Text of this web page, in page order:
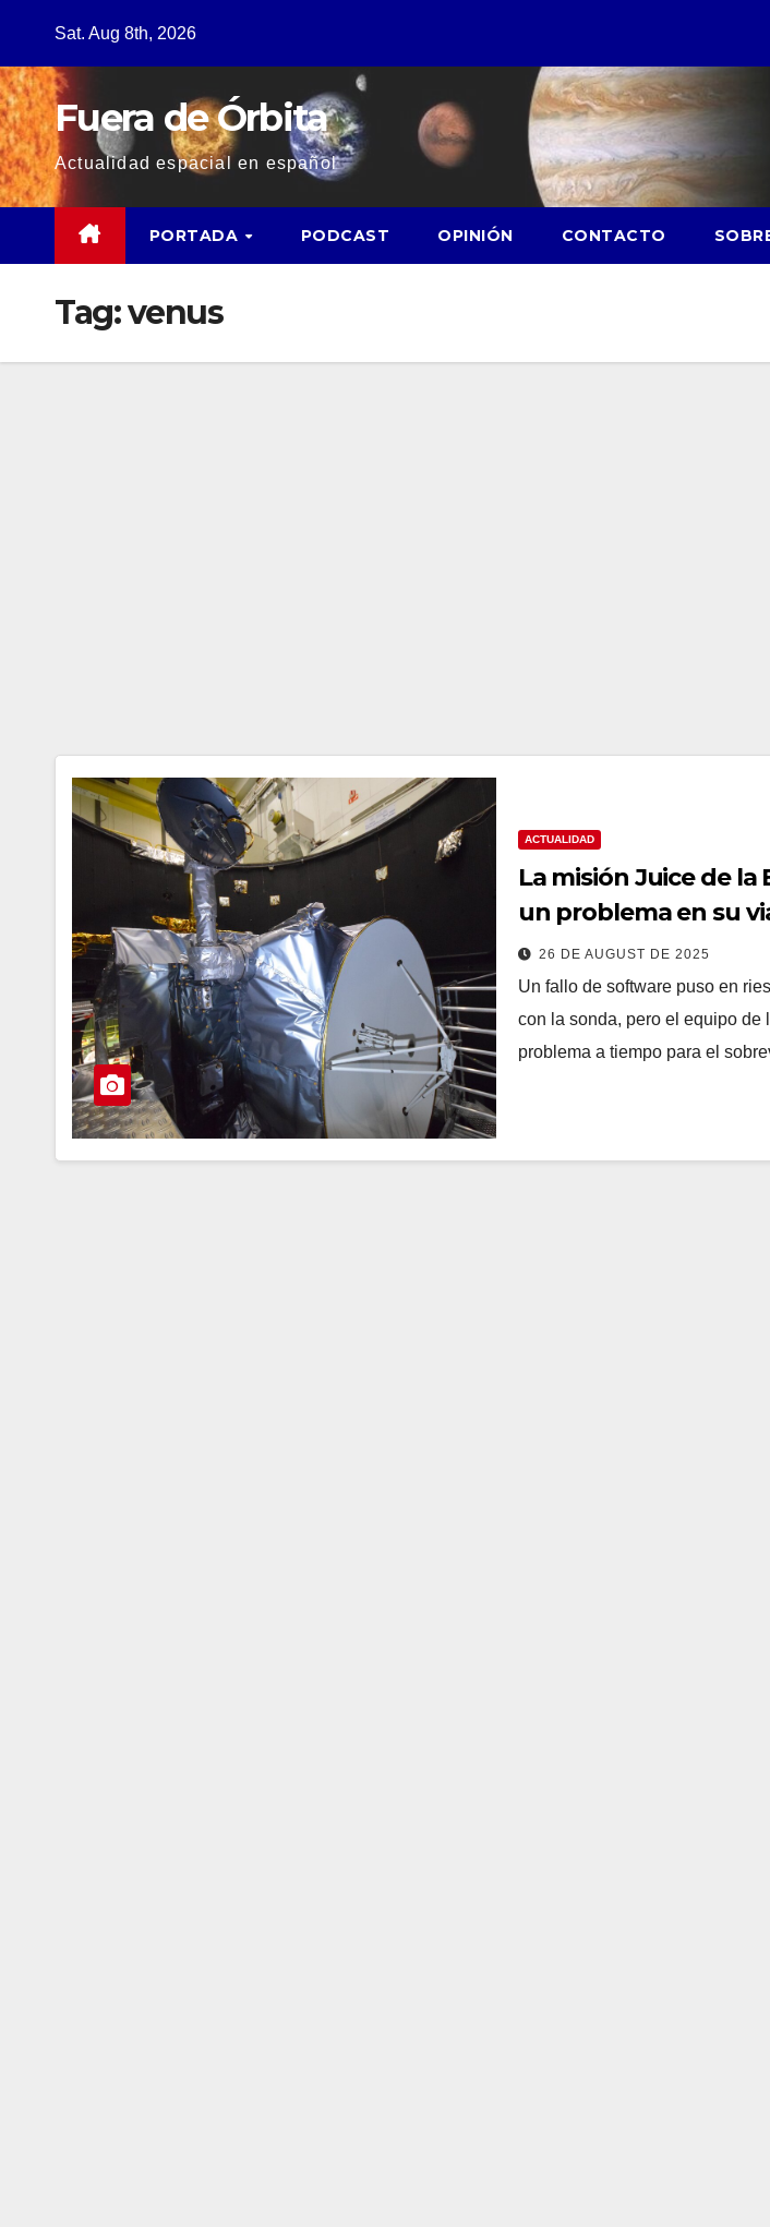
Sat. Aug 8th, 2026
Fuera de Órbita
Actualidad espacial en español
PORTADA PODCAST OPINIÓN CONTACTO
Tag:venus
ACTUALIDAD
La misión Juice de la
un problema en su
26 DE AUGUST DE 2025
Un fallo de software puso en
con la sonda, pero el equipo de
problema a tiempo para el